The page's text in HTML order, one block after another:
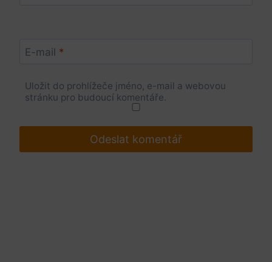
E-mail *
Uložit do prohlížeče jméno, e-mail a webovou
stránku pro budoucí komentáře.